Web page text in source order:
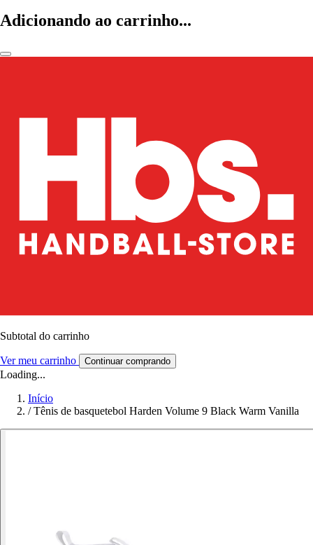
Adicionando ao carrinho...
Subtotal do carrinho
Ver meu carrinho Continuar comprando
Loading...
Início
/ Tênis de basquetebol Harden Volume 9 Black Warm Vanilla